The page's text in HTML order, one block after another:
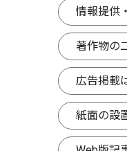
情報提供
著作物の
広告掲載
紙面の設